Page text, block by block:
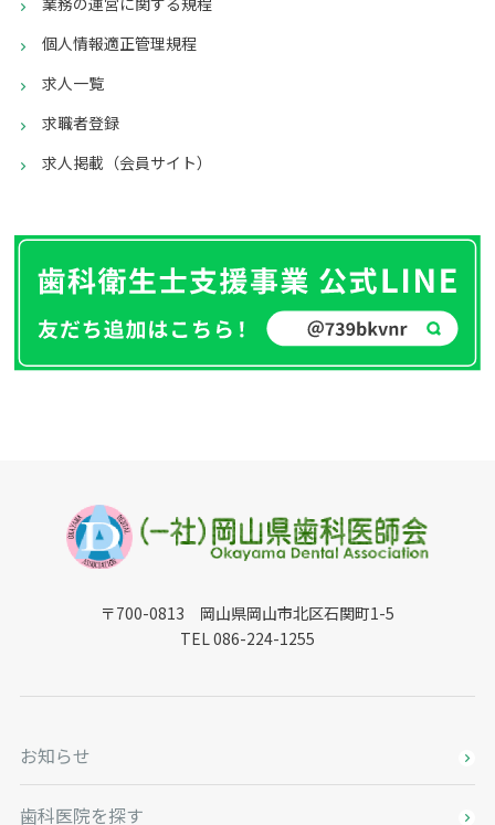
個人情報適正管理規程
求人一覧
求職者登録
求人掲載（会員サイト）
〒700-0813 岡山県岡山市北区石関町1-5
TEL 086-224-1255
お知らせ
歯科医院を探す